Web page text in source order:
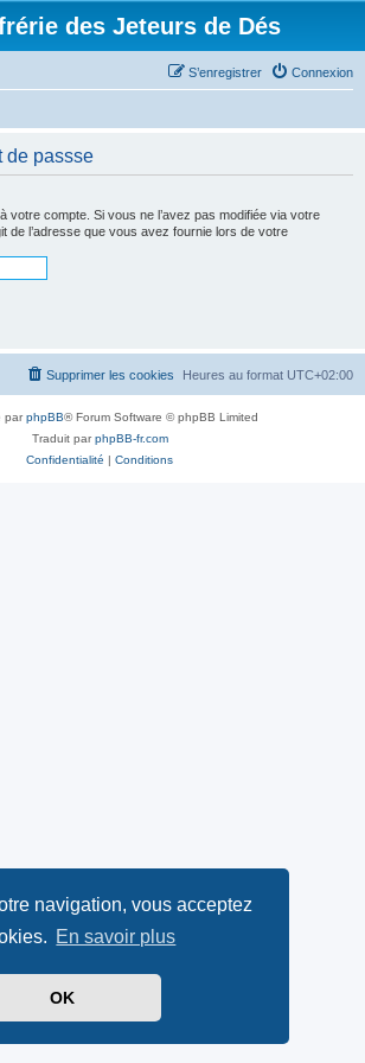
navigation, vous acceptez
En savoir plus
OK
des Jeteurs de Dés
Connexion
S’enregistrer
de passse
votre compte. Si vous ne l’avez pas modifiée via votre
de l’adresse que vous avez fournie lors de votre
Heures au format UTC+02:00
Supprimer les cookies
parphpBB® Forum Software © phpBB Limited
Traduit parphpBB-fr.com
Confidentialité | Conditions